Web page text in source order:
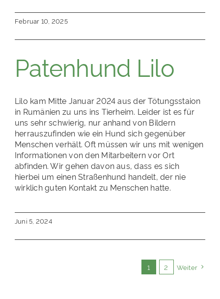
Februar 10, 2025
Patenhund Lilo
Lilo kam Mitte Januar 2024 aus der Tötungsstaion
in Rumänien zu uns ins Tierheim. Leider ist es für
uns sehr schwierig, nur anhand von Bildern
herrauszufinden wie ein Hund sich gegenüber
Menschen verhält. Oft müssen wir uns mit wenigen
Informationen von den Mitarbeitern vor Ort
abfinden. Wir gehen davon aus, dass es sich
hierbei um einen Straßenhund handelt, der nie
wirklich guten Kontakt zu Menschen hatte.
Juni 5, 2024
1 2 Weiter